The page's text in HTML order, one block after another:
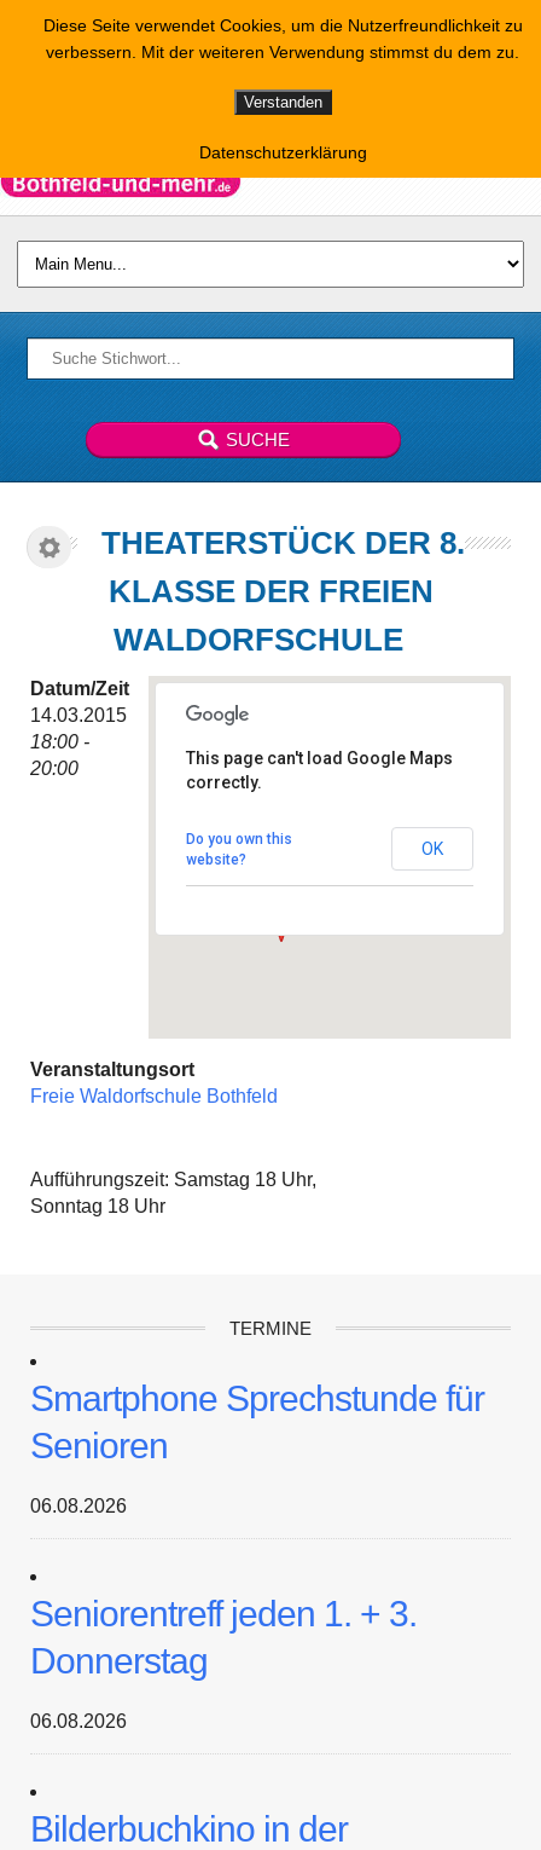
THEATERSTÜCK DER 8.
KLASSE DER FREIEN
WALDORFSCHULE
Hannover
Veranstaltungen
This page can't load Google Maps
correctly.
Do you own this
website?
OK
Datum/Zeit
14.03.2015
18:00 -
20:00
Veranstaltungsort
Freie Waldorfschule Bothfeld
Aufführungszeit: Samstag 18 Uhr,
Sonntag 18 Uhr
TERMINE
Smartphone Sprechstunde für
Senioren
06.08.2026
Seniorentreff jeden 1. + 3.
Donnerstag
06.08.2026
Bilderbuchkino in der
Diese Seite verwendet Cookies, um die Nutzerfreundlichkeit zu
verbessern. Mit der weiteren Verwendung stimmst du dem zu.
Verstanden
Datenschutzerklärung